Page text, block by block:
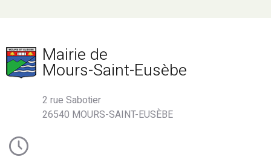
Mairie de
Mours-Saint-Eusèbe
2 rue Sabotier
26540 MOURS-SAINT-EUSÈBE